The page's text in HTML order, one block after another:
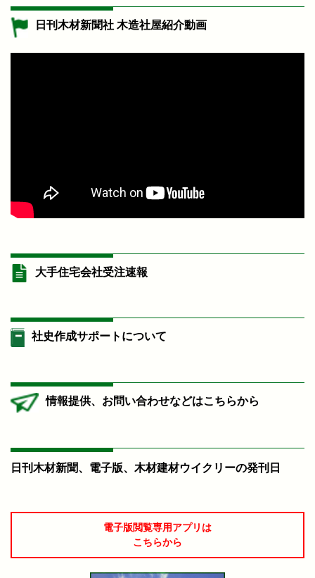
日刊木材新聞社 木造社屋紹介動画
大手住宅会社受注速報
社史作成サポートについて
情報提供、お問い合わせなどはこちらから
日刊木材新聞、電子版、木材建材ウイクリーの発刊日
電子版閲覧専用アプリは
こちらから